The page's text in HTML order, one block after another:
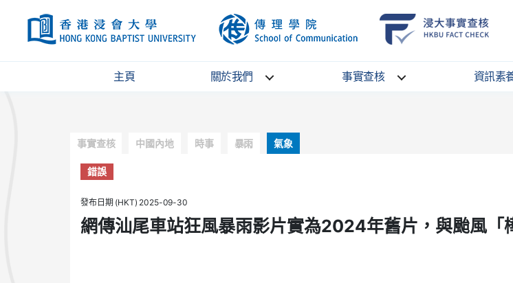
HKBU
School
Communication
主頁 關於我們 事實查核 資訊素
Categories
事實查核 中國內地 時事 暴雨 氣象
錯誤
發布日期 (HKT) 2025-09-30
網傳汕尾車站狂風暴雨影片實為2024年舊片，與颱風「